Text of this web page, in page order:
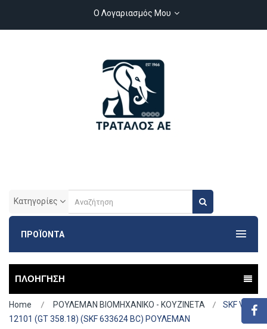
Ο Λογαριασμός Μου
Κατηγορίες
ΠΡΟΪΟΝΤΑ
ΠΛΟΗΓΗΣΗ
Home ΡΟΥΛΕΜΑΝ ΒΙΟΜΗΧΑΝΙΚΟ - ΚΟΥΖΙΝΕΤΑ
SKF VKM
12101 (GT 358.18) (SKF 633624 BC) ΡΟΥΛΕΜΑΝ